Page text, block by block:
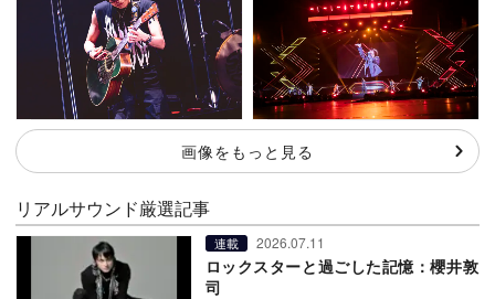
画像をもっと見る
リアルサウンド厳選記事
連載 2026.07.11
ロックスターと過ごした記憶：櫻井敦
司